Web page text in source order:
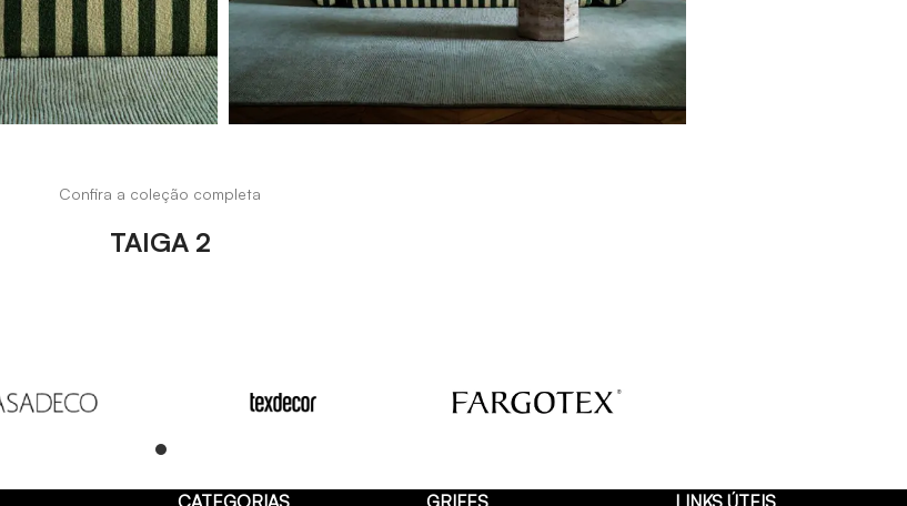
Confira a coleção completa
TAIGA 2
CATEGORIAS GRIFES LINKS ÚTEIS